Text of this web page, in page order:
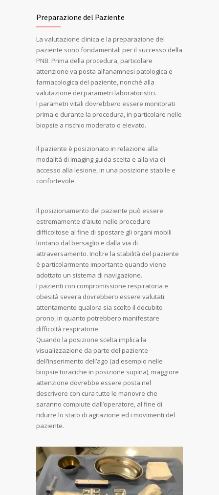
Preparazione del Paziente
La valutazione clinica e la preparazione del
paziente sono fondamentali per il successo della
PNB. Prima della procedura, particolare
attenzione va posta all’anamnesi patologica e
farmacologica del paziente, nonché alla
valutazione dei parametri laboratoristici.
I parametri vitali dovrebbero essere monitorati
prima e durante la procedura, in particolare nelle
biopsie a rischio moderato o elevato.
Il paziente è posizionato in relazione alla
modalità di imaging guida scelta e alla via di
accesso alla lesione, in una posizione stabile e
confortevole.
Il posizionamento del paziente può essere
estremamente d’aiuto nelle procedure
difficoltose al fine di spostare gli organi mobili
lontano dal bersaglio e dalla via di
attraversamento. Inoltre la stabilità del paziente
è particolarmente importante quando viene
adottato un sistema di navigazione.
I pazienti con compromissione respiratoria e
obesità severa dovrebbero essere valutati
attentamente qualora sia scelto il decubito
prono, in quanto potrebbero manifestare
difficoltà respiratorie.
Quando la posizione scelta implica la
visualizzazione da parte del paziente
dell’inserimento dell’ago (ad esempio nelle
biopsie toraciche in posizione supina), maggiore
attenzione dovrebbe essere posta nel
descrivere con cura tutte le manovre che
saranno compiute dall’operatore, al fine di
ridurre lo stato di agitazione ed i movimenti del
paziente.